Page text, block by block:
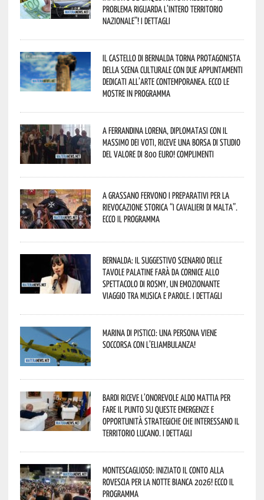
problema riguarda l’intero territorio
Nazionale”! I dettagli
Il Castello di Bernalda torna protagonista
della scena culturale con due appuntamenti
dedicati all’arte contemporanea. Ecco le
mostre in programma
A Ferrandina Lorena, diplomatasi con il
massimo dei voti, riceve una borsa di studio
del valore di 800 euro! Complimenti
A Grassano fervono i preparativi per la
Rievocazione Storica “I CAVALIERI DI MALTA”.
Ecco il programma
Bernalda: il suggestivo scenario delle
Tavole Palatine farà da cornice allo
spettacolo di Rosmy, un emozionante
viaggio tra musica e parole. I dettagli
Marina di Pisticci: una persona viene
soccorsa con l’eliambulanza!
Bardi riceve l’onorevole Aldo Mattia per
fare il punto su queste emergenze e
opportunità strategiche che interessano il
territorio lucano. I dettagli
Montescaglioso: iniziato il conto alla
rovescia per la Notte Bianca 2026! Ecco il
programma